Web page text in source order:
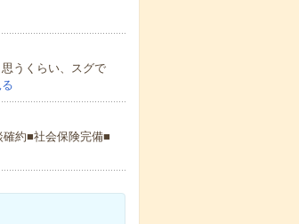
うくらい、スグで
約■社会保険完備■